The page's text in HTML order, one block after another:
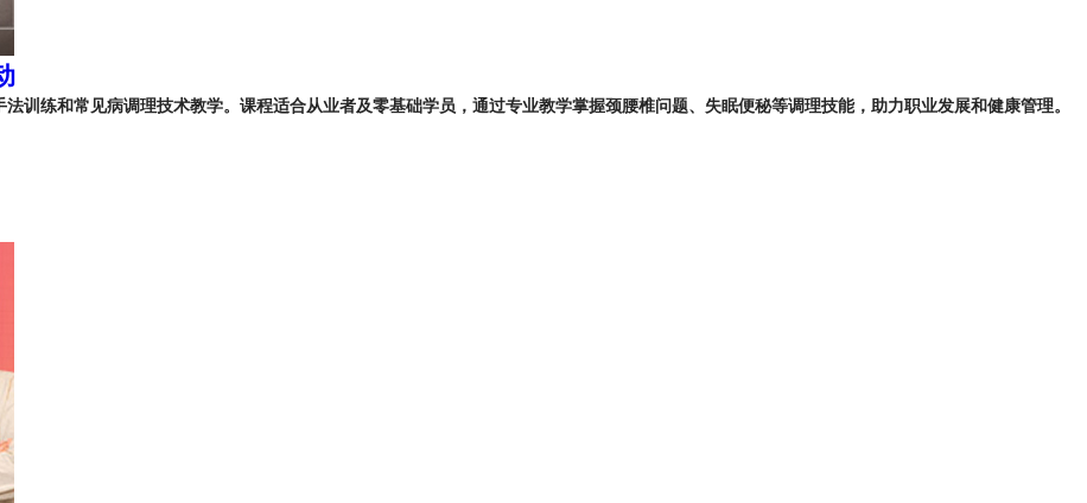
训练和常见病调理技术教学。课程适合从业者及零基础学员，通过专业教学掌握颈腰椎问题、失眠便秘等调理技能，助力职业发展和健康管理。